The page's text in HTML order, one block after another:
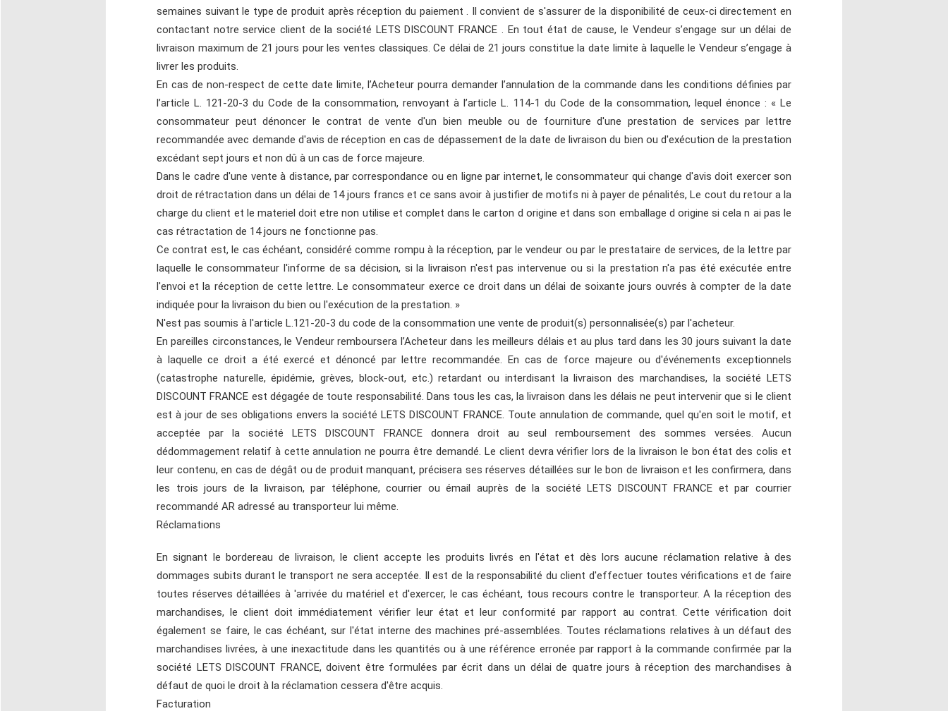
semaines suivant le type de produit après réception du paiement . Il convient de s'assurer de la disponibilité de ceux-ci directement en
contactant notre service client de la société LETS DISCOUNT FRANCE . En tout état de cause, le Vendeur s’engage sur un délai de
livraison maximum de 21 jours pour les ventes classiques. Ce délai de 21 jours constitue la date limite à laquelle le Vendeur s’engage à
livrer les produits.
En cas de non-respect de cette date limite, l’Acheteur pourra demander l’annulation de la commande dans les conditions définies par
l’article L. 121-20-3 du Code de la consommation, renvoyant à l’article L. 114-1 du Code de la consommation, lequel énonce : « Le
consommateur peut dénoncer le contrat de vente d'un bien meuble ou de fourniture d'une prestation de services par lettre
recommandée avec demande d'avis de réception en cas de dépassement de la date de livraison du bien ou d'exécution de la prestation
excédant sept jours et non dû à un cas de force majeure.
Dans le cadre d'une vente à distance, par correspondance ou en ligne par internet, le consommateur qui change d'avis doit exercer son
droit de rétractation dans un délai de 14 jours francs et ce sans avoir à justifier de motifs ni à payer de pénalités, Le cout du retour a la
charge du client et le materiel doit etre non utilise et complet dans le carton d origine et dans son emballage d origine si cela n ai pas le
cas rétractation de 14 jours ne fonctionne pas.
Ce contrat est, le cas échéant, considéré comme rompu à la réception, par le vendeur ou par le prestataire de services, de la lettre par
laquelle le consommateur l'informe de sa décision, si la livraison n'est pas intervenue ou si la prestation n'a pas été exécutée entre
l'envoi et la réception de cette lettre. Le consommateur exerce ce droit dans un délai de soixante jours ouvrés à compter de la date
indiquée pour la livraison du bien ou l'exécution de la prestation. »
N'est pas soumis à l'article L.121-20-3 du code de la consommation une vente de produit(s) personnalisée(s) par l'acheteur.
En pareilles circonstances, le Vendeur remboursera l’Acheteur dans les meilleurs délais et au plus tard dans les 30 jours suivant la date
à laquelle ce droit a été exercé et dénoncé par lettre recommandée. En cas de force majeure ou d'événements exceptionnels
(catastrophe naturelle, épidémie, grèves, block-out, etc.) retardant ou interdisant la livraison des marchandises, la société LETS
DISCOUNT FRANCE est dégagée de toute responsabilité. Dans tous les cas, la livraison dans les délais ne peut intervenir que si le client
est à jour de ses obligations envers la société LETS DISCOUNT FRANCE. Toute annulation de commande, quel qu'en soit le motif, et
acceptée par la société LETS DISCOUNT FRANCE donnera droit au seul remboursement des sommes versées. Aucun
dédommagement relatif à cette annulation ne pourra être demandé. Le client devra vérifier lors de la livraison le bon état des colis et
leur contenu, en cas de dégât ou de produit manquant, précisera ses réserves détaillées sur le bon de livraison et les confirmera, dans
les trois jours de la livraison, par téléphone, courrier ou émail auprès de la société LETS DISCOUNT FRANCE et par courrier
recommandé AR adressé au transporteur lui même.
Réclamations
En signant le bordereau de livraison, le client accepte les produits livrés en l'état et dès lors aucune réclamation relative à des
dommages subits durant le transport ne sera acceptée. Il est de la responsabilité du client d'effectuer toutes vérifications et de faire
toutes réserves détaillées à 'arrivée du matériel et d'exercer, le cas échéant, tous recours contre le transporteur. A la réception des
marchandises, le client doit immédiatement vérifier leur état et leur conformité par rapport au contrat. Cette vérification doit
également se faire, le cas échéant, sur l'état interne des machines pré-assemblées. Toutes réclamations relatives à un défaut des
marchandises livrées, à une inexactitude dans les quantités ou à une référence erronée par rapport à la commande confirmée par la
société LETS DISCOUNT FRANCE, doivent être formulées par écrit dans un délai de quatre jours à réception des marchandises à
défaut de quoi le droit à la réclamation cessera d'être acquis.
Facturation